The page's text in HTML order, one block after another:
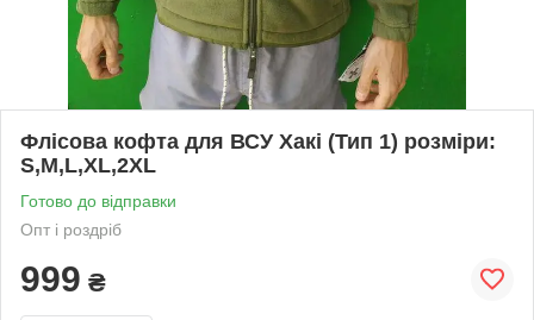
Флісова кофта для ВСУ Хакі (Тип 1) розміри:
S,M,L,XL,2XL
Готово до відправки
Опт і роздріб
999 ₴